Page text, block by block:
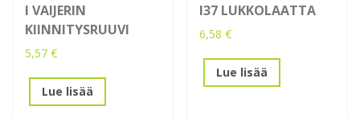
I VAIJERIN
KIINNITYSRUUVI
5,57 €
Lue lisää
I37 LUKKOLAATTA
6,58€
Lue lisää